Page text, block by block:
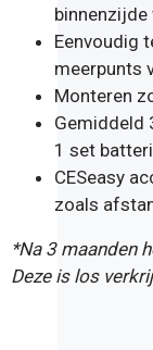
Eenvoudig
meerpunts
Monteren
Gemiddeld
1 set
CESeasy
zoals
*Na 3 maanden
Deze is los